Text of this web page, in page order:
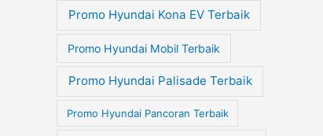
Promo Hyundai Kona EV Terbaik
Promo Hyundai Mobil Terbaik
Promo Hyundai Palisade Terbaik
Promo Hyundai Pancoran Terbaik